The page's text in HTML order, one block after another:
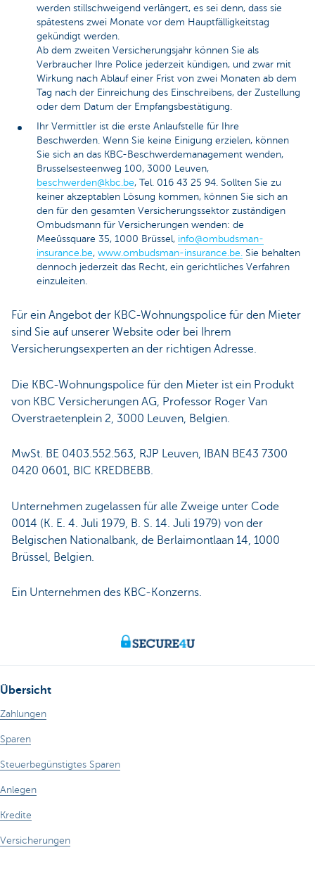
werden stillschweigend verlängert, es sei denn, dass sie
spätestens zwei Monate vor dem Hauptfälligkeitstag
gekündigt werden.
Ab dem zweiten Versicherungsjahr können Sie als
Verbraucher Ihre Police jederzeit kündigen, und zwar mit
Wirkung nach Ablauf einer Frist von zwei Monaten ab dem
Tag nach der Einreichung des Einschreibens, der Zustellung
oder dem Datum der Empfangsbestätigung.
Ihr Vermittler ist die erste Anlaufstelle für Ihre
Beschwerden. Wenn Sie keine Einigung erzielen, können
Sie sich an das KBC-Beschwerdemanagement wenden,
Brusselsesteenweg 100, 3000 Leuven,
beschwerden@kbc.be, Tel. 016 43 25 94. Sollten Sie zu
keiner akzeptablen Lösung kommen, können Sie sich an
den für den gesamten Versicherungssektor zuständigen
Ombudsmann für Versicherungen wenden: de
Meeûssquare 35, 1000 Brüssel, info@ombudsman-
insurance.be, www.ombudsman-insurance.be Sie behalten
dennoch jederzeit das Recht, ein gerichtliches Verfahren
einzuleiten.
Für ein Angebot der KBC-Wohnungspolice für den Mieter
sind Sie auf unserer Website oder bei Ihrem
Versicherungsexperten an der richtigen Adresse.
Die KBC-Wohnungspolice für den Mieter ist ein Produkt
von KBC Versicherungen AG, Professor Roger Van
Overstraetenplein 2, 3000 Leuven, Belgien.
MwSt. BE 0403.552.563, RJP Leuven, IBAN BE43 7300
0420 0601, BIC KREDBEBB.
Unternehmen zugelassen für alle Zweige unter Code
0014 (K. E. 4. Juli 1979, B. S. 14. Juli 1979) von der
Belgischen Nationalbank, de Berlaimontlaan 14, 1000
Brüssel, Belgien.
Ein Unternehmen des KBC-Konzerns.
Übersicht
Zahlungen
Sparen
Steuerbegünstigtes Sparen
Anlegen
Kredite
Versicherungen